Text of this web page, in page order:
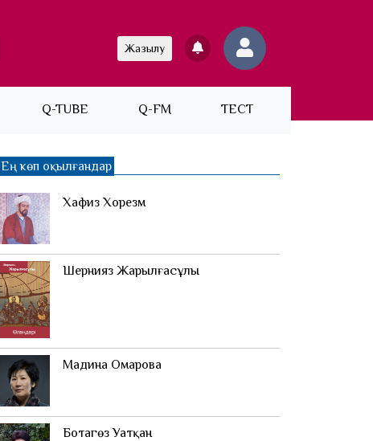
Жазылу
Q-TUBE Q-FM ТЕСТ
Ең көп оқылғандар
Хафиз Хорезм
Шернияз Жарылғасұлы
Мадина Омарова
Ботагөз Уатқан